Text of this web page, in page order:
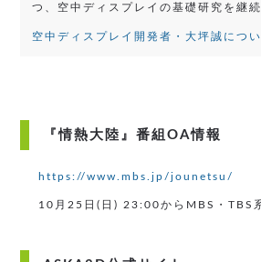
つ、空中ディスプレイの基礎研究を継続
空中ディスプレイ開発者・大坪誠につ
『情熱大陸』番組OA情報
https://www.mbs.jp/jounetsu/
10月25日(日) 23:00からMBS・TBS